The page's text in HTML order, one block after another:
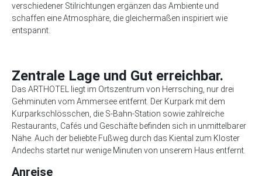
verschiedener Stilrichtungen ergänzen das Ambiente und
schaffen eine Atmosphäre, die gleichermaßen inspiriert wie
entspannt.
Zentrale Lage und Gut erreichbar.
Das ARTHOTEL liegt im Ortszentrum von Herrsching, nur drei
Gehminuten vom Ammersee entfernt. Der Kurpark mit dem
Kurparkschlösschen, die S-Bahn-Station sowie zahlreiche
Restaurants, Cafés und Geschäfte befinden sich in unmittelbarer
Nähe. Auch der beliebte Fußweg durch das Kiental zum Kloster
Andechs startet nur wenige Minuten von unserem Haus entfernt.
Anreise